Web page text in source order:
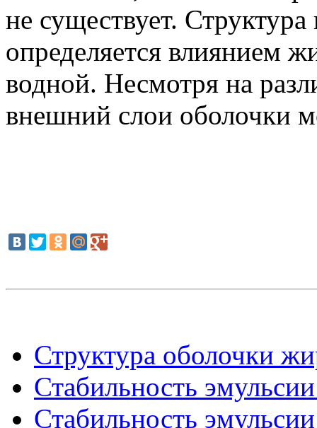
не существует.
определяется влиянием
водной. Несмотря на
внешний слои оболочки
Структура оболочки
Стабильность
Стабильность